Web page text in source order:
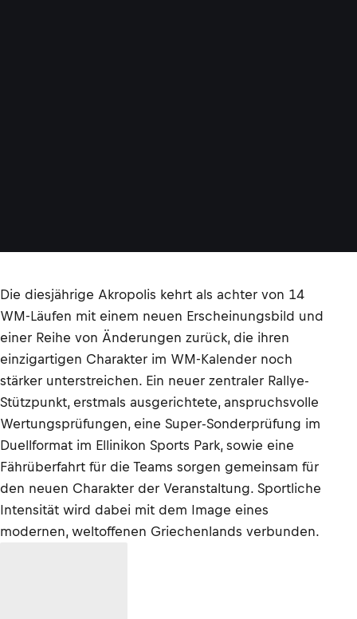
Die diesjährige Akropolis kehrt als achter von 14
WM-Läufen mit einem neuen Erscheinungsbild und
einer Reihe von Änderungen zurück, die ihren
einzigartigen Charakter im WM-Kalender noch
stärker unterstreichen. Ein neuer zentraler Rallye-
Stützpunkt, erstmals ausgerichtete, anspruchsvolle
Wertungsprüfungen, eine Super-Sonderprüfung im
Duellformat im Ellinikon Sports Park, sowie eine
Fährüberfahrt für die Teams sorgen gemeinsam für
den neuen Charakter der Veranstaltung. Sportliche
Intensität wird dabei mit dem Image eines
modernen, weltoffenen Griechenlands verbunden.